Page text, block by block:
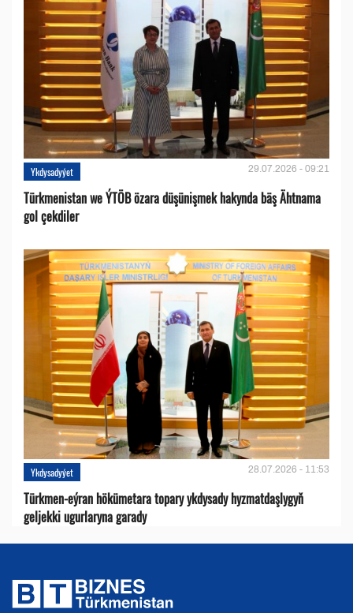
Ykdysadyýet 29.07.2026 - 09:21
Türkmenistan we ÝTÖB özara düşünişmek hakynda bäş Ähtnama
gol çekdiler
Ykdysadyýet 28.07.2026 - 11:53
Türkmen-eýran hökümetara topary ykdysady hyzmatdaşlygyň
geljekki ugurlaryna garady